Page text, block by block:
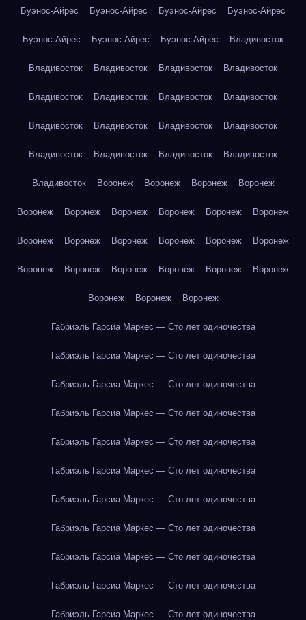
Буэнос-Айрес Буэнос-Айрес Буэнос-Айрес Буэнос-Айрес
Буэнос-Айрес Буэнос-Айрес Буэнос-Айрес Владивосток
Владивосток Владивосток Владивосток Владивосток
Владивосток Владивосток Владивосток Владивосток
Владивосток Владивосток Владивосток Владивосток
Владивосток Владивосток Владивосток Владивосток
Владивосток Воронеж Воронеж Воронеж Воронеж
Воронеж Воронеж Воронеж Воронеж Воронеж Воронеж
Воронеж Воронеж Воронеж Воронеж Воронеж Воронеж
Воронеж Воронеж Воронеж Воронеж Воронеж Воронеж
Воронеж Воронеж Воронеж
Габриэль Гарсиа Маркес — Сто лет одиночества
Габриэль Гарсиа Маркес — Сто лет одиночества
Габриэль Гарсиа Маркес — Сто лет одиночества
Габриэль Гарсиа Маркес — Сто лет одиночества
Габриэль Гарсиа Маркес — Сто лет одиночества
Габриэль Гарсиа Маркес — Сто лет одиночества
Габриэль Гарсиа Маркес — Сто лет одиночества
Габриэль Гарсиа Маркес — Сто лет одиночества
Габриэль Гарсиа Маркес — Сто лет одиночества
Габриэль Гарсиа Маркес — Сто лет одиночества
Габриэль Гарсиа Маркес — Сто лет одиночества